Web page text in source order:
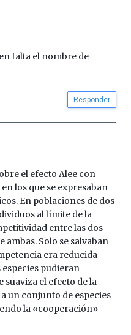
falta el nombre de
Responder
el efecto Alee con
los que se expresaban
En poblaciones de dos
al límite de la
entre las dos
ambas. Solo se salvaban
era reducida
especies pudieran
el efecto de la
un conjunto de especies
la «cooperación»